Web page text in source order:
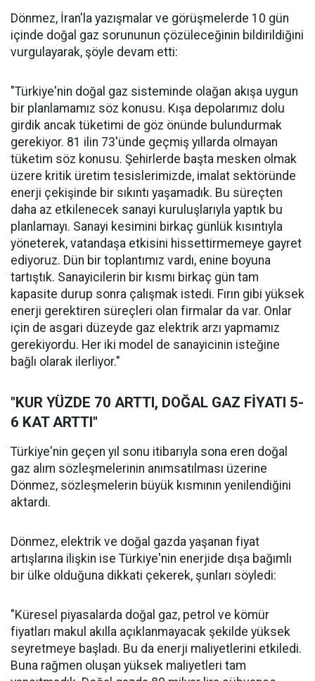
Dönmez, İran'la yazışmalar ve görüşmelerde 10 gün
içinde doğal gaz sorununun çözüleceğinin bildirildiğini
vurgulayarak, şöyle devam etti:
"Türkiye'nin doğal gaz sisteminde olağan akışa uygun
bir planlamamız söz konusu. Kışa depolarımız dolu
girdik ancak tüketimi de göz önünde bulundurmak
gerekiyor. 81 ilin 73'ünde geçmiş yıllarda olmayan
tüketim söz konusu. Şehirlerde başta mesken olmak
üzere kritik üretim tesislerimizde, imalat sektöründe
enerji çekişinde bir sıkıntı yaşamadık. Bu süreçten
daha az etkilenecek sanayi kuruluşlarıyla yaptık bu
planlamayı. Sanayi kesimini birkaç günlük kısıntıyla
yöneterek, vatandaşa etkisini hissettirmemeye gayret
ediyoruz. Dün bir toplantımız vardı, enine boyuna
tartıştık. Sanayicilerin bir kısmı birkaç gün tam
kapasite durup sonra çalışmak istedi. Fırın gibi yüksek
enerji gerektiren süreçleri olan firmalar da var. Onlar
için de asgari düzeyde gaz elektrik arzı yapmamız
gerekiyordu. Her iki model de sanayicinin isteğine
bağlı olarak ilerliyor."
"KUR YÜZDE 70 ARTTI, DOĞAL GAZ FİYATI 5-
6 KAT ARTTI"
Türkiye'nin geçen yıl sonu itibarıyla sona eren doğal
gaz alım sözleşmelerinin anımsatılması üzerine
Dönmez, sözleşmelerin büyük kısmının yenilendiğini
aktardı.
Dönmez, elektrik ve doğal gazda yaşanan fiyat
artışlarına ilişkin ise Türkiye'nin enerjide dışa bağımlı
bir ülke olduğuna dikkati çekerek, şunları söyledi:
"Küresel piyasalarda doğal gaz, petrol ve kömür
fiyatları makul akılla açıklanmayacak şekilde yüksek
seyretmeye başladı. Bu da enerji maliyetlerini etkiledi.
Buna rağmen oluşan yüksek maliyetleri tam